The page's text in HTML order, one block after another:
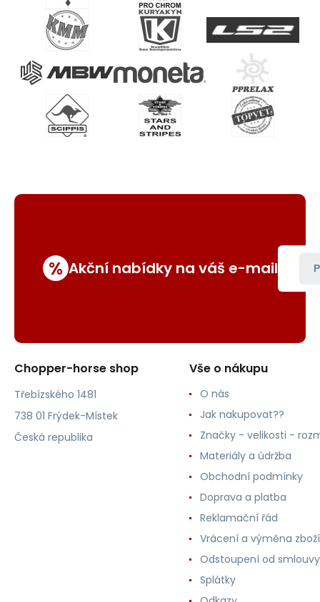
% Akční nabídky na váš e-mail
Chopper-horse shop
Třebízského 1481
738 01 Frýdek-Místek
Česká republika
Vše o nákupu
O nás
Jak nakupovat??
Značky - velikosti -
Materiály a údržba
Obchodní podmínky
Doprava a platba
Reklamační řád
Vrácení a výměna zboží
Odstoupení od smlouvy
Splátky